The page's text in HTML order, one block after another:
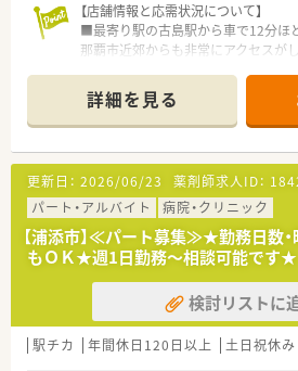
【店舗情報と応需状況について】
■最寄り駅の古島駅から車で12分ほ
那覇市近郊からも非常にアクセスが
■近隣の医療モールより内科や泌尿器
インクリニック内科などの多岐にわ
す。
■処方箋枚数は1日あたり50枚から
囲な科目に触れながらバランスよく
【募集背景と求める人物像について】
■今回は産前産後休暇・育児休暇に入
よび今後の体制強化を見据えて管理
す。
■管理薬剤師として店舗をまとめ、
ーのスタッフと円滑に連携が取れる
ます。
■調剤の経験年数は問いませんが、患
詳細を見る
更新日： 2026/06/23 薬剤師求人ID：
パート・アルバイト
病院・クリニック
【浦添市】≪パート募集≫★勤務日数
もＯＫ★週1日勤務～相談可能です★
検討リストに
駅チカ 年間休日120日以上 土日祝休み